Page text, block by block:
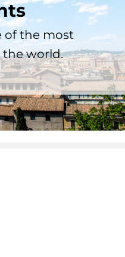
of the most
the world.